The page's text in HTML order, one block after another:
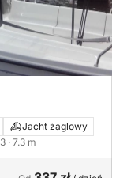
Jacht żaglowy
· 7.3 m